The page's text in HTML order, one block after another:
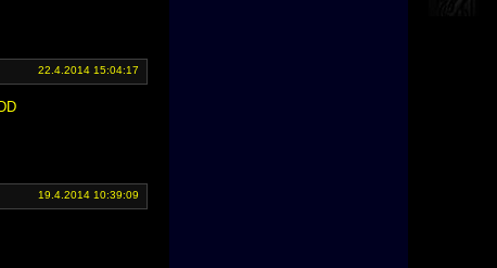
22.4.2014 15:04:17
19.4.2014 10:39:09